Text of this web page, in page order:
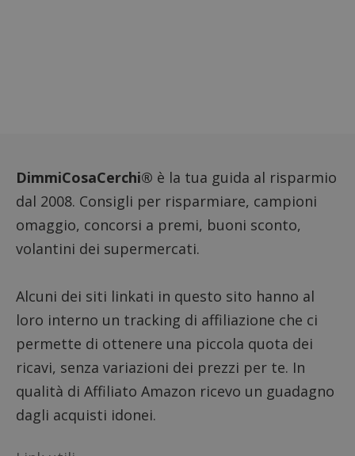
DimmiCosaCerchi® è la tua guida al risparmio
dal 2008. Consigli per risparmiare, campioni
omaggio, concorsi a premi, buoni sconto,
volantini dei supermercati.
Alcuni dei siti linkati in questo sito hanno al
loro interno un tracking di affiliazione che ci
permette di ottenere una piccola quota dei
ricavi, senza variazioni dei prezzi per te. In
qualità di Affiliato Amazon ricevo un guadagno
dagli acquisti idonei.
Nome Provider/Dominio Scadenza
_pk_id.1.938b
www.dimmicosacerchi.it 1 anno
Nome
Provider/
Dominio
Scadenza Descrizione
test_cookie
Google LLC
.doubleclick.net
14 minuti
57
secondi
Questo
cookie è
impostato
DoubleClick